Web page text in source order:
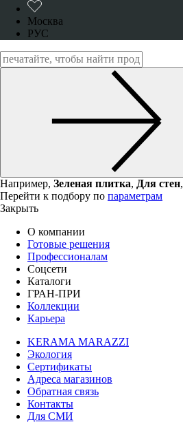
Москва
РУС
Например, Зеленая плитка, Для стен,
Перейти к подбору по параметрам
Закрыть
О компании
Готовые решения
Профессионалам
Соцсети
Каталоги
ГРАН-ПРИ
Коллекции
Карьера
KERAMA MARAZZI
Экология
Сертификаты
Адреса магазинов
Обратная связь
Контакты
Для СМИ